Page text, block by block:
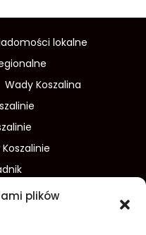
plików
lokalne
Wady Koszalina